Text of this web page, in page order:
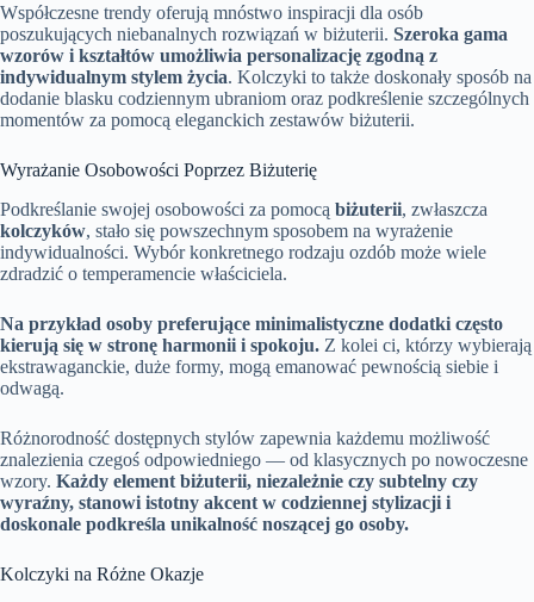
Współczesne trendy oferują mnóstwo inspiracji dla osób
poszukujących niebanalnych rozwiązań w biżuterii. Szeroka gama
wzorów i kształtów umożliwia personalizację zgodną z
indywidualnym stylem życia. Kolczyki to także doskonały sposób na
dodanie blasku codziennym ubraniom oraz podkreślenie szczególnych
momentów za pomocą eleganckich zestawów biżuterii.
Wyrażanie Osobowości Poprzez Biżuterię
Podkreślanie swojej osobowości za pomocą biżuterii, zwłaszcza
kolczyków, stało się powszechnym sposobem na wyrażenie
indywidualności. Wybór konkretnego rodzaju ozdób może wiele
zdradzić o temperamencie właściciela.
Na przykład osoby preferujące minimalistyczne dodatki często
kierują się w stronę harmonii i spokoju. Z kolei ci, którzy wybierają
ekstrawaganckie, duże formy, mogą emanować pewnością siebie i
odwagą.
Różnorodność dostępnych stylów zapewnia każdemu możliwość
znalezienia czegoś odpowiedniego — od klasycznych po nowoczesne
wzory. Każdy element biżuterii, niezależnie czy subtelny czy
wyraźny, stanowi istotny akcent w codziennej stylizacji i
doskonale podkreśla unikalność noszącej go osoby.
Kolczyki na Różne Okazje